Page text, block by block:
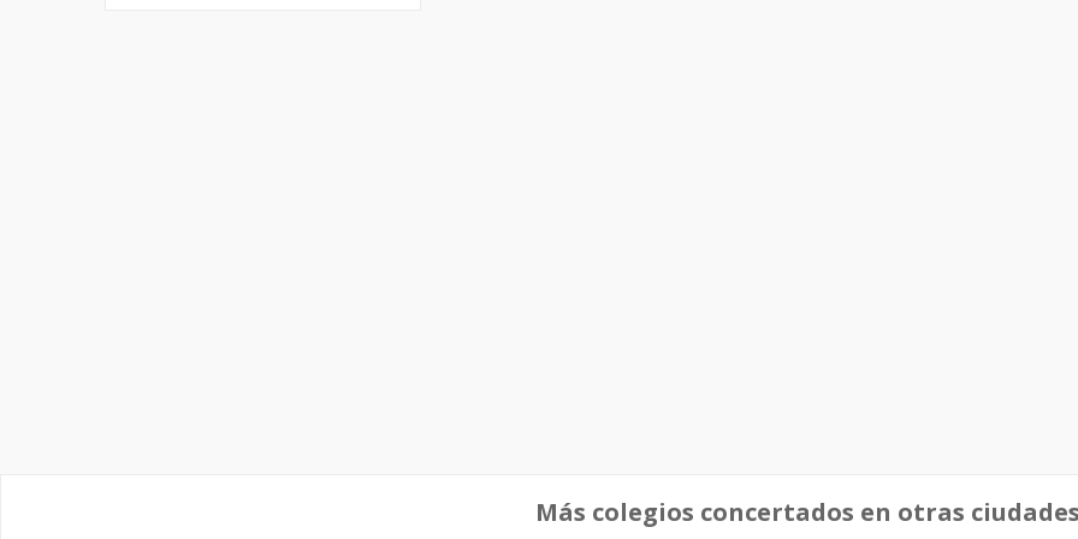
Más colegios concertados en otras